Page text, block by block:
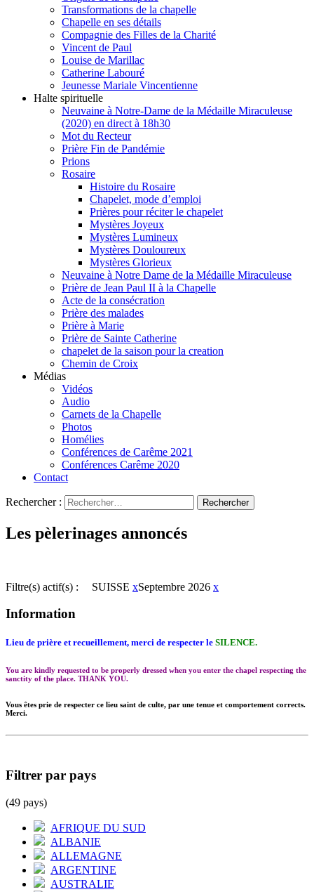
Transformations de la chapelle
Chapelle en ses détails
Compagnie des Filles de la Charité
Vincent de Paul
Louise de Marillac
Catherine Labouré
Jeunesse Mariale Vincentienne
Halte spirituelle
Neuvaine à Notre-Dame de la Médaille Miraculeuse
(2020) en direct à 18h30
Mot du Recteur
Prière Fin de Pandémie
Prions
Rosaire
Histoire du Rosaire
Chapelet, mode d’emploi
Prières pour réciter le chapelet
Mystères Joyeux
Mystères Lumineux
Mystères Douloureux
Mystères Glorieux
Neuvaine à Notre Dame de la Médaille Miraculeuse
Prière de Jean Paul II à la Chapelle
Acte de la consécration
Prière des malades
Prière à Marie
Prière de Sainte Catherine
chapelet de la saison pour la creation
Chemin de Croix
Médias
Vidéos
Audio
Carnets de la Chapelle
Photos
Homélies
Conférences de Carême 2021
Conférences Carême 2020
Contact
Rechercher :
Les pèlerinages annoncés
Filtre(s) actif(s) : SUISSE xSeptembre 2026 x
Information
Lieu de prière et recueillement, merci de respecter le SILENCE.
You are kindly requested to be properly dressed when you enter the chapel respecting the
sanctity of the place. THANK YOU.
Vous êtes prie de respecter ce lieu saint de culte, par une tenue et comportement corrects.
Merci.
Filtrer par pays
(49 pays)
AFRIQUE DU SUD
ALBANIE
ALLEMAGNE
ARGENTINE
AUSTRALIE